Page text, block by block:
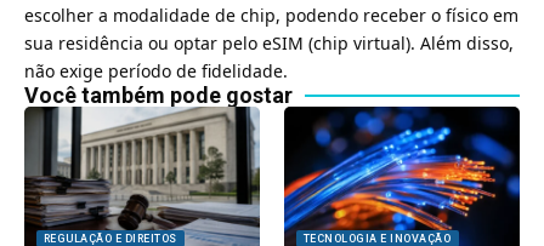
escolher a modalidade de chip, podendo receber o físico em
sua residência ou optar pelo eSIM (chip virtual). Além disso,
não exige período de fidelidade.
Você também pode gostar
REGULAÇÃO E DIREITOS TECNOLOGIA E INOVAÇÃO